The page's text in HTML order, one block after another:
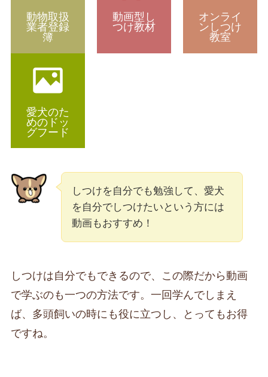
動物取扱
業者登録
簿
動画型し
つけ教材
オンライ
ンしつけ
教室
愛犬のた
めのドッ
グフード
しつけを自分でも勉強して、愛犬
を自分でしつけたいという方には
動画もおすすめ！
しつけは自分でもできるので、この際だから動画
で学ぶのも一つの方法です。一回学んでしまえ
ば、多頭飼いの時にも役に立つし、とってもお得
ですね。